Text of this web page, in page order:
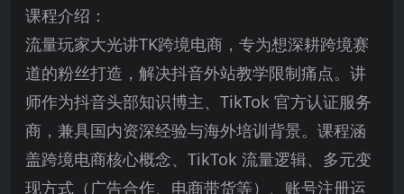
课程介绍：
流量玩家大光讲TK跨境电商，专为想深耕跨境赛
道的粉丝打造，解决抖音外站教学限制痛点。讲
师作为抖音头部知识博主、TikTok 官方认证服务
商，兼具国内资深经验与海外培训背景。课程涵
盖跨境电商核心概念、TikTok 流量逻辑、多元变
现方式（广告合作、电商带货等）、账号注册运